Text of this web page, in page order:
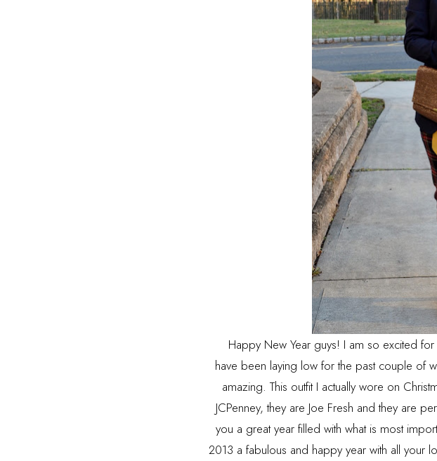
Happy New Year guys! I am so excited
have been laying low for the past couple of
amazing. This outfit I actually wore on
JCPenney, they are Joe Fresh and they are
you a great year filled with what is most
2013 a fabulous and happy year with all your